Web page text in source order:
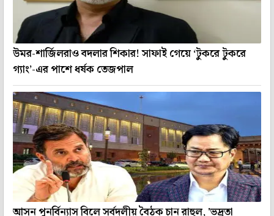
উমর-শার্জিলরাও বদলার শিকার! সাফাই গেয়ে ‘টুকরে টুকরে
গ্যাং’-এর পাশে ধর্ষক তেজপাল
আসন পুনর্বিন্যাস বিলে সর্বদলীয় বৈঠক চান রাহুল, 'ভদ্রতা